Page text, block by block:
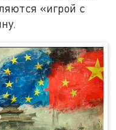
«игрой с